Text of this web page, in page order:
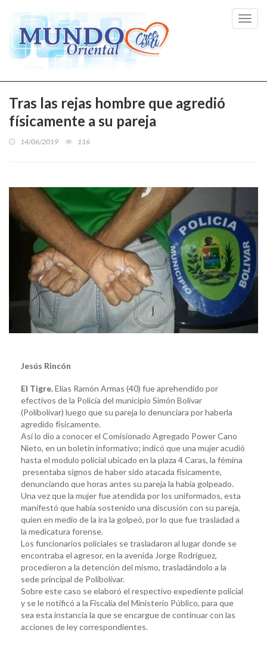
Tras las rejas hombre que agredió
físicamente a su pareja
14/06/2019 116
Jesús Rincón
El Tigre.Elías Ramón Armas (40) fue aprehendido por
efectivos de la Policía del municipio Simón Bolívar
(Polibolívar) luego que su pareja lo denunciara por haberla
agredido físicamente.
Así lo dio a conocer el Comisionado Agregado Power Cano
Nieto, en un boletín informativo; indicó que una mujer acudió
hasta el modulo policial ubicado en la plaza 4 Caras, la fémina
presentaba signos de haber sido atacada físicamente,
denunciando que horas antes su pareja la había golpeado.
Una vez que la mujer fue atendida por los uniformados, esta
manifestó que había sostenido una discusión con su pareja,
quien en medio de la ira la golpeó, por lo que fue trasladad a
la medicatura forense.
Los funcionarios policiales se trasladaron al lugar donde se
encontraba el agresor, en la avenida Jorge Rodríguez,
procedieron a la detención del mismo, trasladándolo a la
sede principal de Polibolívar.
Sobre este caso se elaboró el respectivo expediente policial
y se le notificó a la Fiscalía del Ministerio Público, para que
sea esta instancia la que se encargue de continuar con las
acciones de ley correspondientes.